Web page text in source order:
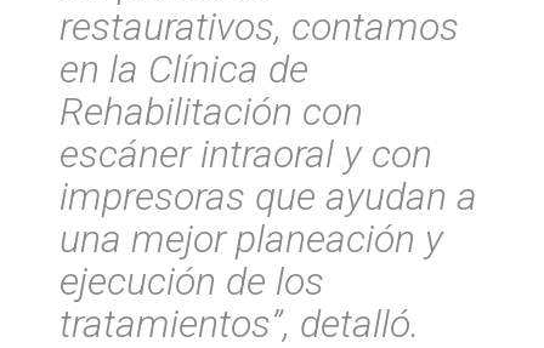
restaurativos, contamos
en la Clínica de
Rehabilitación con
escáner intraoral y con
impresoras que ayudan a
una mejor planeación y
ejecución de los
tratamientos”, detalló.